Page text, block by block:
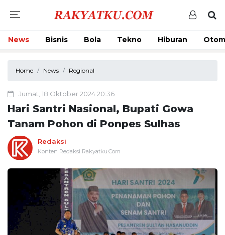
News Bisnis Bola Tekno Hiburan
Home News Regional
Jumat, 18 Oktober 2024 20:36
Hari Santri Nasional, Bupati Gowa
Tanam Pohon di Ponpes Sulhas
Redaksi
Konten Redaksi Rakyatku.Com